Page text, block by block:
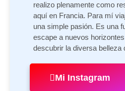
realizo plenamente como
aquí en Francia. Para mí
una simple pasión. Es una
escape a nuevos
descubrir la diversa belleza
Mi Instagram